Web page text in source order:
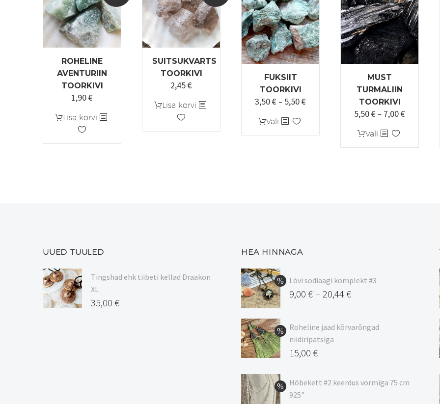
ROHELINE
AVENTURIIN
TOORKIVI
Algne
oli:
2,90 €.
1,90€Praegune
on:
Lisa korvi
SUITSUKVARTS
TOORKIVI
Algne
oli:
3,50 €.
2,45€Praegune
on:
Lisa korvi
FUKSIIT
TOORKIVI
3,50€ – 5,50€Hinnavahemik:
5,50 €
Vali Sellel
tootel
MUST
TURMALIIN
TOORKIVI
5,50€ – 7,00€
7,00 €
Vali Sellel
tootel
UUED TUULED
Tingshad ehk tiibeti kellad Draakon
XL
35,00 €
HEA HINNAGA
Lõvi sodiaagi komplekt #3
9,00 € – 20,44 €
9,00 €
kuni
20,44 €
Roheline jaad kõrvarõngad
niidiripatsiga
Algne
oli:
17,00 €.
15,00 €
hind
on:
Hõbekett #2 keerdus vormiga 75 cm
925"